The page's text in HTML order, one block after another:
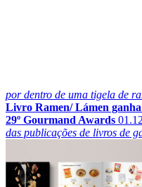
por dentro de uma tigela de
Livro Ramen/ Lámen
29º Gourmand Awards
das publicações de livros de